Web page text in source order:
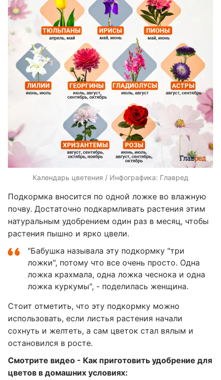
Календарь цветения / Инфографика: Главред
Подкормка вносится по одной ложке во влажную
почву. Достаточно подкармливать растения этим
натуральным удобрением один раз в месяц, чтобы
растения пышно и ярко цвели.
"Бабушка называла эту подкормку "три
ложки", потому что все очень просто. Одна
ложка крахмала, одна ложка чеснока и одна
ложка куркумы", - поделилась женщина.
Стоит отметить, что эту подкормку можно
использовать, если листья растения начали
сохнуть и желтеть, а сам цветок стал вялым и
остановился в росте.
Смотрите видео - Как приготовить удобрение для
цветов в домашних условиях: